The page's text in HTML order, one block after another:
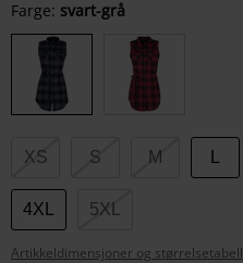
Velg
størrelse
Farge: svart-grå
XS S M
4XL 5XL
Artikkeldimensjoner og størrelsetabell